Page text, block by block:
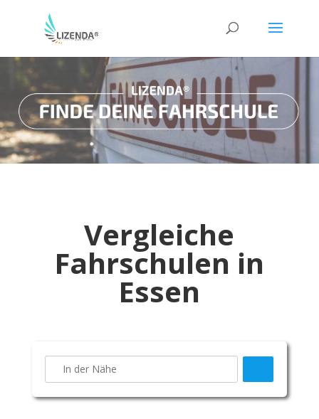
Vergleiche
Fahrschulen in
Essen